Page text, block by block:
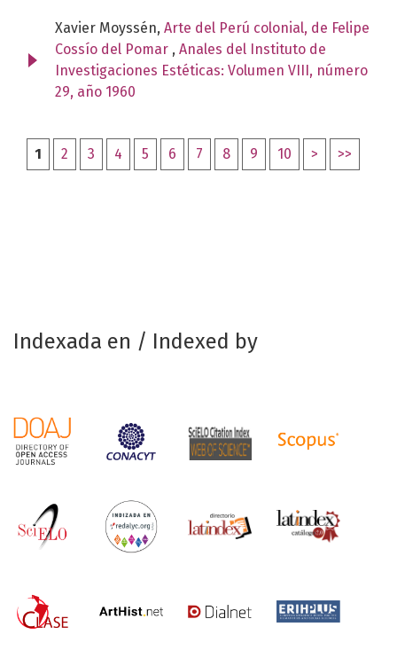
Xavier Moyssén, Arte del Perú colonial, de Felipe
Cossío del Pomar , Anales del Instituto de
Investigaciones Estéticas: Volumen VIII, número
29, año 1960
1 2 3 4 5 6 7 8 9 10 > >>
Indexada en / Indexed by